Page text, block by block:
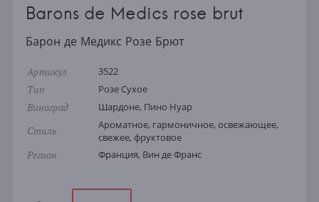
Barons de Medics rose brut
Барон де Медикс Розе Брют
Артикул 3522
Тип Розе Сухое
Виноград Шардоне, Пино Нуар
Стиль
Ароматное, гармоничное, освежающее,
свежее, фруктовое
Регион Франция, Вин де Франс